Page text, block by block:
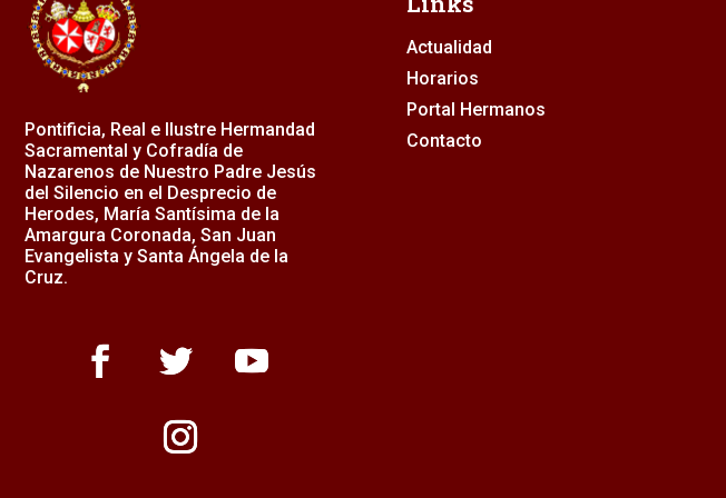
Pontificia, Real e Ilustre Hermandad
Sacramental y Cofradía de
Nazarenos de Nuestro Padre Jesús
del Silencio en el Desprecio de
Herodes, María Santísima de la
Amargura Coronada, San Juan
Evangelista y Santa Ángela de la
Cruz.
Actualidad
Horarios
Portal Hermanos
Contacto